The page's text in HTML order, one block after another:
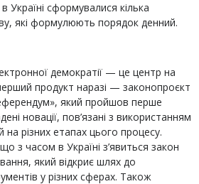
сформувалися кілька
які формулюють порядок денний.
демократії — це центр на
продукт наразі — законопроєкт
який пройшов перше
новації, пов’язані з використанням
на різних етапах цього процесу.
з часом в Україні з’явиться закон
який відкриє шлях до
у різних сферах. Також